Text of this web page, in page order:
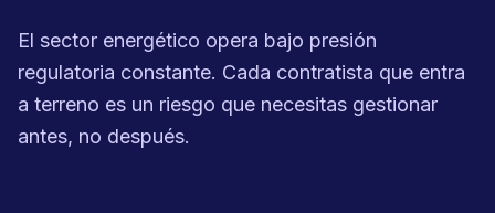
El sector energético opera bajo presión
regulatoria constante. Cada contratista que entra
a terreno es un riesgo que necesitas gestionar
antes, no después.